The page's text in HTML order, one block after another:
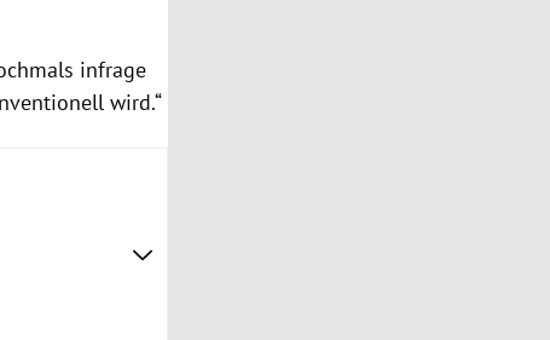
infrage
wird.“